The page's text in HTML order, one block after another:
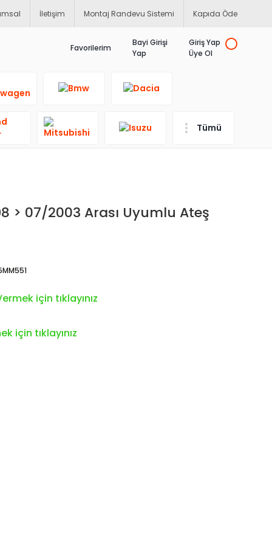
İletişim Montaj Randevu Sistemi Kapıda Öde
Favorilerim
Bayi Girişi
Yap
Giriş Yap
Üye Ol
Tümü
> 07/2003 Arası Uyumlu Ateş
için tıklayınız
için tıklayınız